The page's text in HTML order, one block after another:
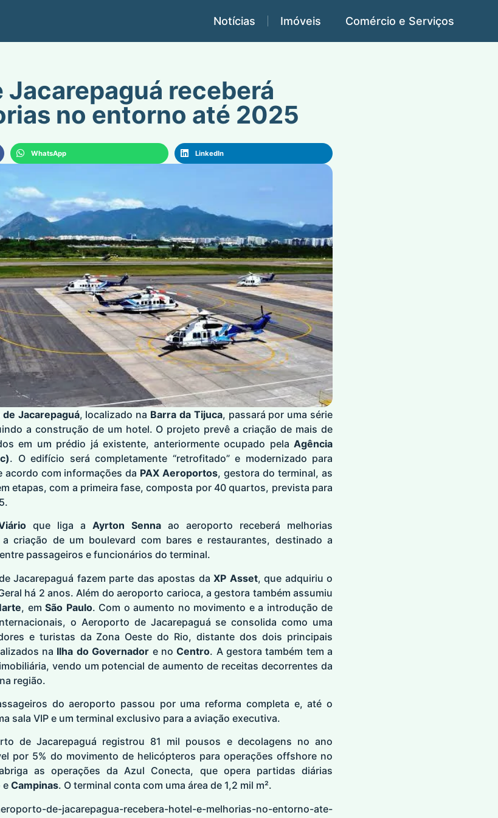
Notícias Imóveis Comércio e Serviços
receberá
no entorno até 2025
WhatsApp LinkedIn
Jacarepaguá, localizado na Barra da Tijuca, passará por uma série
a construção de um hotel. O projeto prevê a criação de mais de
em um prédio já existente, anteriormente ocupado pela Agência
. O edifício será completamente “retrofitado” e modernizado para
com informações da PAX Aeroportos, gestora do terminal, as
etapas, com a primeira fase, composta por 40 quartos, prevista para
que liga a Ayrton Senna ao aeroporto receberá melhorias
criação de um boulevard com bares e restaurantes, destinado a
passageiros e funcionários do terminal.
Jacarepaguá fazem parte das apostas daXP Asset, que adquiriu o
há 2 anos. Além do aeroporto carioca, a gestora também assumiu
, emSão Paulo. Com o aumento no movimento e a introdução de
o Aeroporto de Jacarepaguá se consolida como uma
e turistas da Zona Oeste do Rio, distante dos dois principais
na Ilha do Governador e noCentro. A gestora também tem a
vendo um potencial de aumento de receitas decorrentes da
região.
do aeroporto passou por uma reforma completa e, até o
sala VIP e um terminal exclusivo para a aviação executiva.
de Jacarepaguá registrou 81 mil pousos e decolagens no ano
por 5% do movimento de helicópteros para operações offshore no
as operações da Azul Conecta, que opera partidas diárias
e Campinas. O terminal conta com uma área de 1,2 mil m².
de-jacarepagua-recebera-hotel-e-melhorias-no-entorno-ate-